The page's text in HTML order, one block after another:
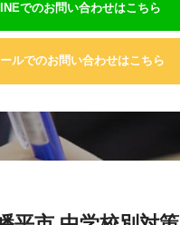
でのお問い合わせはこちら
ルでのお問い合わせはこちら